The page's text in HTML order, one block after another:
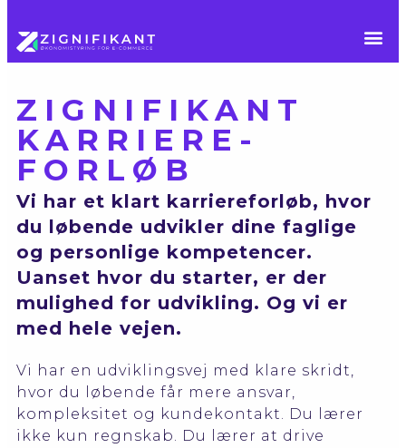
ZIGNIFIKANT
KARRIERE­
FORLØB
Vi har et klart karriereforløb, hvor
du løbende udvikler dine faglige
og personlige kompetencer.
Uanset hvor du starter, er der
mulighed for udvikling. Og vi er
med hele vejen.
Vi har en udviklingsvej med klare skridt,
hvor du løbende får mere ansvar,
kompleksitet og kundekontakt. Du lærer
ikke kun regnskab. Du lærer at drive